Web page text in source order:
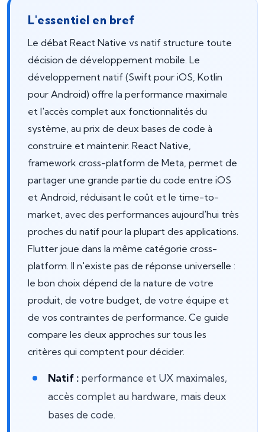
L'essentiel en bref
Le débat React Native vs natif structure toute
décision de développement mobile. Le
développement natif (Swift pour iOS, Kotlin
pour Android) offre la performance maximale
et l'accès complet aux fonctionnalités du
système, au prix de deux bases de code à
construire et maintenir. React Native,
framework cross-platform de Meta, permet de
partager une grande partie du code entre iOS
et Android, réduisant le coût et le time-to-
market, avec des performances aujourd'hui très
proches du natif pour la plupart des applications.
Flutter joue dans la même catégorie cross-
platform. Il n'existe pas de réponse universelle :
le bon choix dépend de la nature de votre
produit, de votre budget, de votre équipe et
de vos contraintes de performance. Ce guide
compare les deux approches sur tous les
critères qui comptent pour décider.
Natif : performance et UX maximales,
accès complet au hardware, mais deux
bases de code.